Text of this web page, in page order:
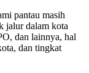
pantau masih
jalur dalam kota
dan lainnya, hal
dan tingkat